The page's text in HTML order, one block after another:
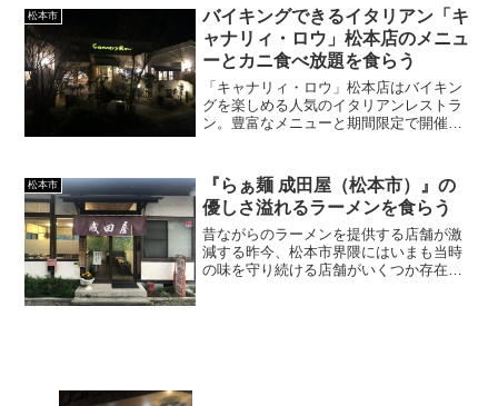
んだもの。生地なんてそりゃもう極上の
一言で一度食べたらヤミ...
松本市
バイキングできるイタリアン「キ
ャナリィ・ロウ」松本店のメニュ
ーとカニ食べ放題を食らう
「キャナリィ・ロウ」松本店はバイキン
グを楽しめる人気のイタリアンレストラ
ン。豊富なメニューと期間限定で開催さ
松本市
『らぁ麺 成田屋（松本市）』の
優しさ溢れるラーメンを食らう
昔ながらのラーメンを提供する店舗が激
減する昨今、松本市界隈にはいまも当時
の味を守り続ける店舗がいくつか存在す